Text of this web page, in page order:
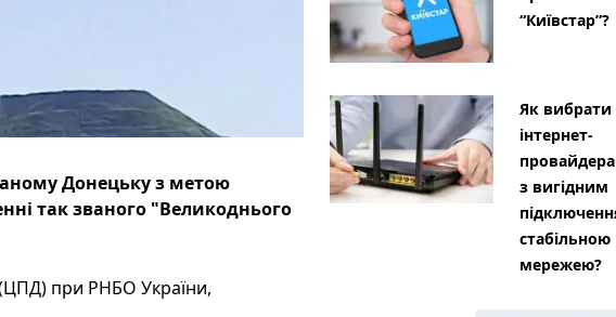
Донецьку з метою
так званого "Великоднього
(ЦПД) при РНБО України,
“Київстар”?
Як вибрати
інтернет-
провайдера
з вигідним
стабільною
мережею?